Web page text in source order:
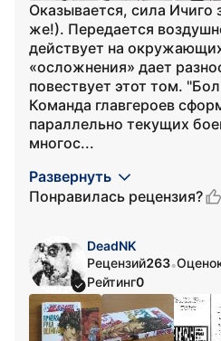
Оказывается, сила Ичиго
же!). Передается
действует на
«осложнения» дает
повествует этот том.
Команда главгероев
параллельно текущих
многос...
Развернуть
Понравилась рецензия?
DeadNK
Рецензий263•
Рейтинг0